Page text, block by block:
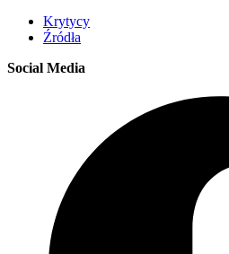
Krytycy
Źródła
Social Media